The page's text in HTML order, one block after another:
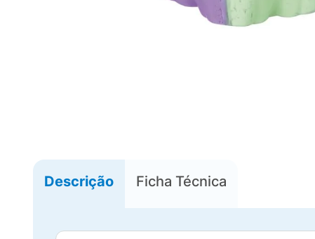
Descrição Ficha Técnica